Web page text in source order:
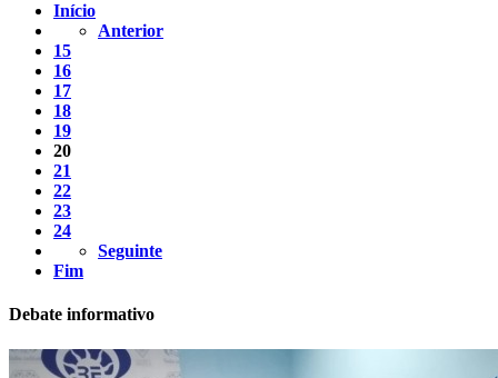
Início
Anterior
15
16
17
18
19
20
21
22
23
24
Seguinte
Fim
Debate informativo